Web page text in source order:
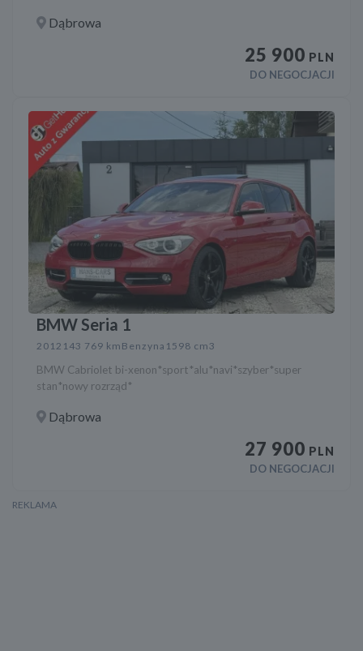
Dąbrowa
25 900 PLN
DO NEGOCJACJI
BMW Seria 1
2012 143 769 km Benzyna 1598 cm3
BMW Cabriolet bi-xenon*sport*alu*navi*szyber*super
stan*nowy rozrząd*
Dąbrowa
27 900 PLN
DO NEGOCJACJI